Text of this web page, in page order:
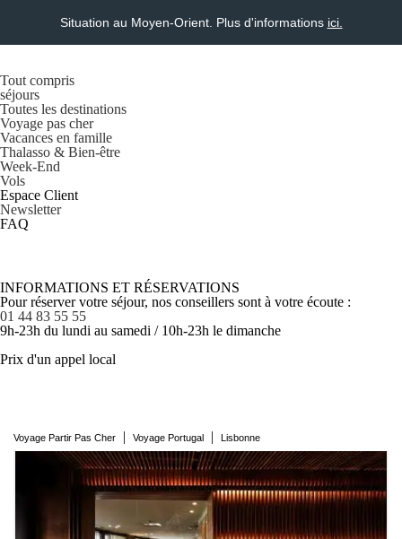
Situation au Moyen-Orient. Plus d'informations ici.
Tout compris
séjours
Toutes les destinations
Voyage pas cher
Vacances en famille
Thalasso & Bien-être
Week-End
Vols
Espace Client
Newsletter
FAQ
INFORMATIONS ET RÉSERVATIONS
Pour réserver votre séjour, nos conseillers sont à votre écoute :
01 44 83 55 55
9h-23h du lundi au samedi / 10h-23h le dimanche
Prix d'un appel local
Voyage Partir Pas Cher | Voyage Portugal | Lisbonne